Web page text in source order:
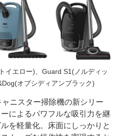
イエロー)、Guard S1(ノルディッ
オブシディアンブラック)
ニスター掃除機の新シリー
によるパワフルな吸引力を継
を軽量化。床面にしっかりと